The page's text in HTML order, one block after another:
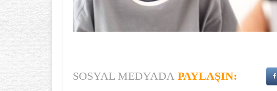
SOSYAL MEDYADA PAYLAŞIN: